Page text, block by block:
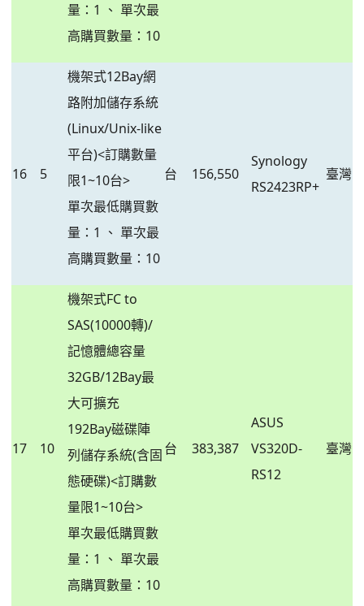
量：1 、 單次最
高購買數量：10
16 5
機架式12Bay網
路附加儲存系統
(Linux/Unix-like
平台)<訂購數量
限1~10台>
單次最低購買數
量：1 、 單次最
高購買數量：10
台 156,550
Synology
RS2423RP+
臺灣
17 10
機架式FC to
SAS(10000轉)/
記憶體總容量
32GB/12Bay最
大可擴充
192Bay磁碟陣
列儲存系統(含固
態硬碟)<訂購數
量限1~10台>
單次最低購買數
量：1 、 單次最
高購買數量：10
台 383,387
ASUS
VS320D-
RS12
臺灣